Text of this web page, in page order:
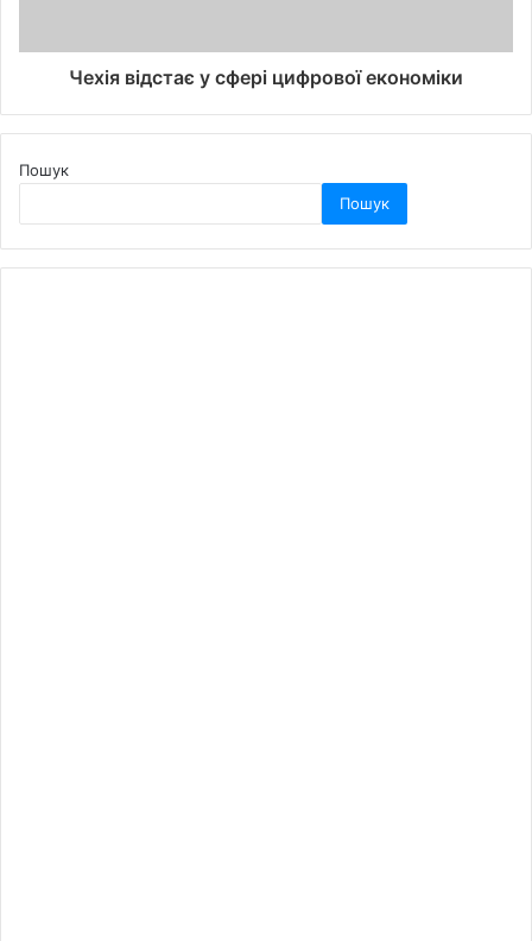
Чехія відстає у сфері цифрової економіки
Пошук
Пошук